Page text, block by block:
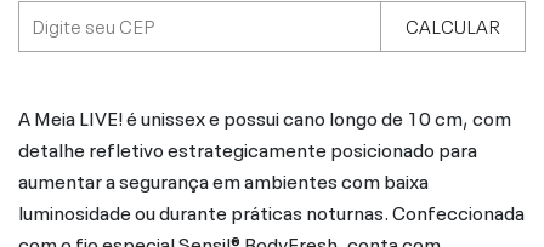
CALCULAR
A Meia LIVE! é unissex e possui cano longo de 10 cm, com
detalhe refletivo estrategicamente posicionado para
aumentar a segurança em ambientes com baixa
luminosidade ou durante práticas noturnas. Confeccionada